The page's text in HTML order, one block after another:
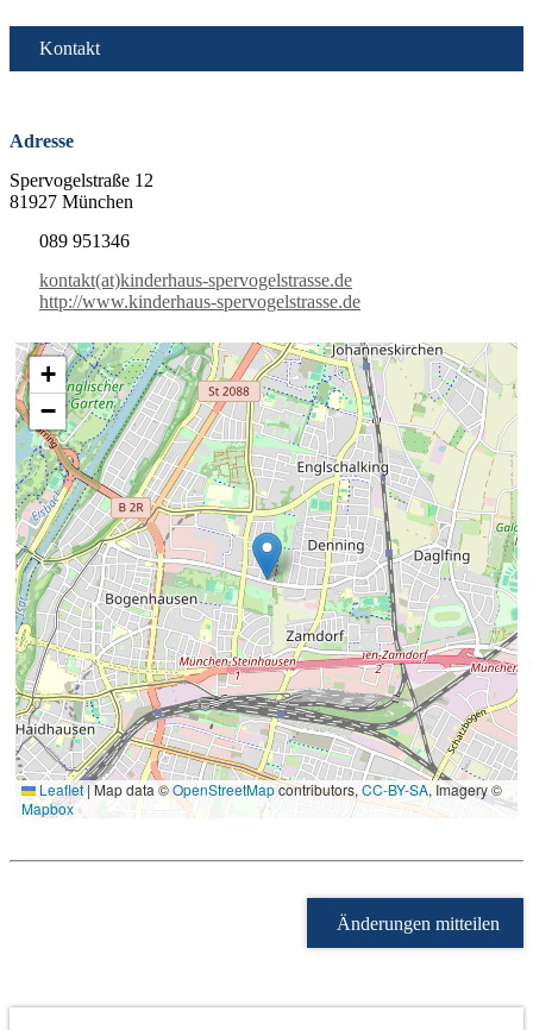
Kontakt
Adresse
Spervogelstraße 12
81927 München
089 951346
kontakt(at)kinderhaus-spervogelstrasse.de
http://www.kinderhaus-spervogelstrasse.de
+
−
Leaflet |Map data ©OpenStreetMapcontributors, CC-BY-SA, Imagery ©
Mapbox
Änderungen mitteilen